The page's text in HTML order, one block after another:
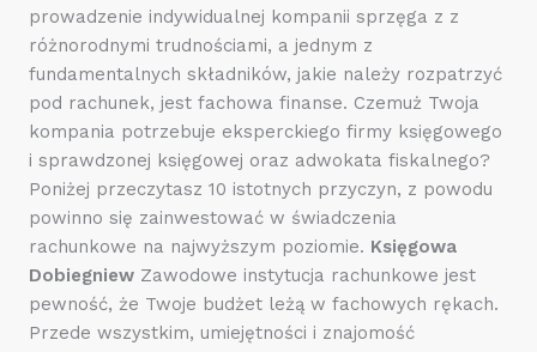
prowadzenie indywidualnej kompanii sprzęga z z
różnorodnymi trudnościami, a jednym z
fundamentalnych składników, jakie należy rozpatrzyć
pod rachunek, jest fachowa finanse. Czemuż Twoja
kompania potrzebuje eksperckiego firmy księgowego
i sprawdzonej księgowej oraz adwokata fiskalnego?
Poniżej przeczytasz 10 istotnych przyczyn, z powodu
powinno się zainwestować w świadczenia
rachunkowe na najwyższym poziomie. Księgowa
Dobiegniew Zawodowe instytucja rachunkowe jest
pewność, że Twoje budżet leżą w fachowych rękach.
Przede wszystkim, umiejętności i znajomość